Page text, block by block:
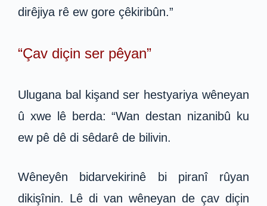
dirêjiya rê ew gore çêkiribûn.”
“Çav diçin ser pêyan”
Ulugana bal kişand ser hestyariya wêneyan
û xwe lê berda: “Wan destan nizanibû ku
ew pê dê di sêdarê de bilivin.
Wêneyên bidarvekirinê bi piranî rûyan
dikişînin. Lê di van wêneyan de çav diçin